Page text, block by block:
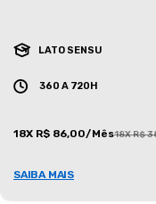
LATO SENSU
360 A 720H
18X R$ 86,00/Mês18X R$
SAIBA MAIS